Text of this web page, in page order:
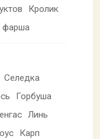
Кролик
фарша
Селедка
Горбуша
Линь
Карп